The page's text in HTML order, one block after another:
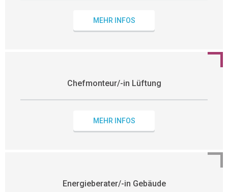
MEHR INFOS
Chefmonteur/-in Lüftung
MEHR INFOS
Energieberater/-in Gebäude